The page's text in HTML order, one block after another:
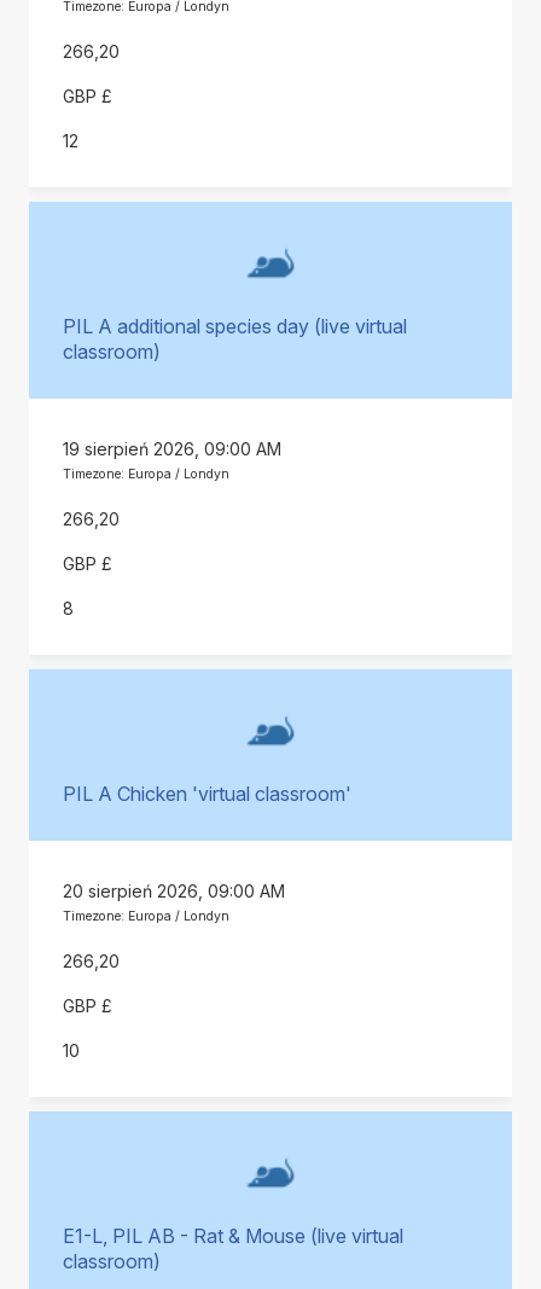
Timezone: Europa / Londyn
266,20
GBP £
12
PIL A additional species day (live virtual
classroom)
19 sierpień 2026, 09:00 AM
Timezone: Europa / Londyn
266,20
GBP £
8
PIL A Chicken 'virtual classroom'
20 sierpień 2026, 09:00 AM
Timezone: Europa / Londyn
266,20
GBP £
10
E1-L, PIL AB - Rat & Mouse (live virtual
classroom)